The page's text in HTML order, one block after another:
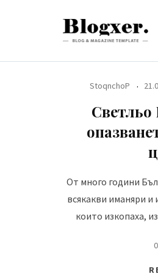
StoqnchoP
Светльо
От много години
всякакви иманяри
които изкопаха,